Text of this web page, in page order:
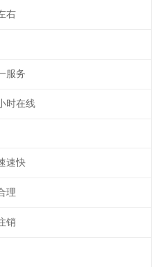
右
服务
时在线
速快
理
销